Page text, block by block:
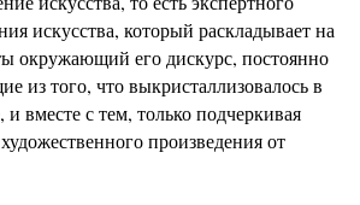
искусства, который раскладывает на
окружающий его дискурс, постоянно
из того, что выкристаллизовалось в
и вместе с тем, только подчеркивая
произведения от